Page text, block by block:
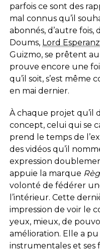
parfois ce sont des
mal connus qu’il
abonnés, d’autre fois,
Doums, Lord
Guizmo, se prêtent
prouve encore une
qu’il soit, s’est même
en mai dernier.
À chaque projet qu’il
concept, celui qui se
prend le temps de
des vidéos qu’il
expression
appuie la marque
volonté de fédérer
l’intérieur. Cette
impression de voir le
yeux, mieux, de
amélioration. Elle a
instrumentales et ses